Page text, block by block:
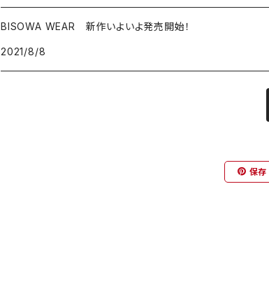
ハーキマーダイアモンド
スモーキークォーツ
BISOWA WEAR 新作いよいよ発売開始！
2021/8/8
保存